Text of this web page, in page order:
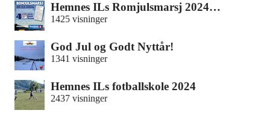
Hemnes ILs Romjulsmarsj 2024…
1425 visninger
God Jul og Godt Nyttår!
1341 visninger
Hemnes ILs fotballskole 2024
2437 visninger